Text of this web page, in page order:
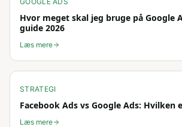
Hvor meget skal jeg bruge på Google
guide 2026
Læs mere
STRATEGI
Facebook Ads vs Google Ads: Hvilken
Læs mere